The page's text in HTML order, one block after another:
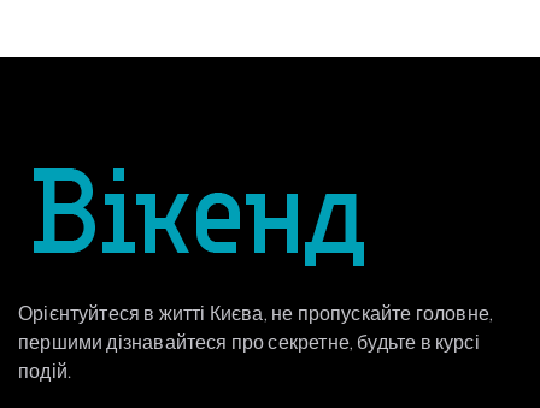
Орієнтуйтеся в житті Києва, не пропускайте головне,
першими дізнавайтеся про секретне, будьте в курсі
подій.